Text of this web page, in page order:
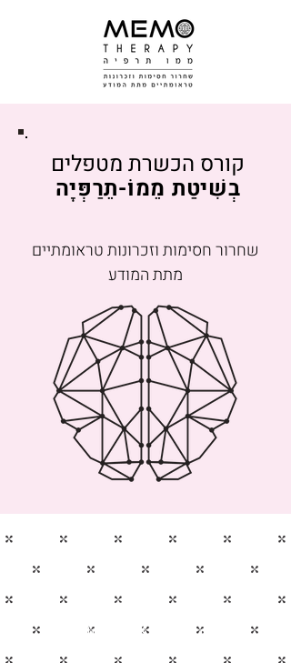
קורס הכשרת מטפלים
בְשִׁיטַת מֵמוֹ-תֵרַפְּיָה
שחרור חסימות וזכרונות טראומתיים
מתת המודע
היית רוצה ללמוד כיצד לקבל
גישה מהירה אל תת המודע
של כל מטופל?